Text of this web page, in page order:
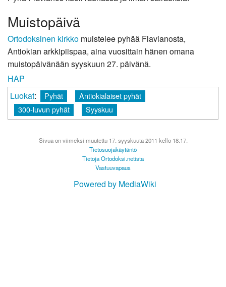
Muistopäivä
Ortodoksinen kirkko muistelee pyhää Flavianosta,
Antiokian arkkipiispaa, aina vuosittain hänen omana
muistopäivänään syyskuun 27. päivänä.
HAP
Luokat: Pyhät
Antiokialaiset pyhät
300-luvun pyhät
Syyskuu
Sivua on viimeksi muutettu 17. syyskuuta 2011 kello 18.17.
Tietosuojakäytäntö
Tietoja Ortodoksi.netista
Vastuuvapaus
Powered by MediaWiki